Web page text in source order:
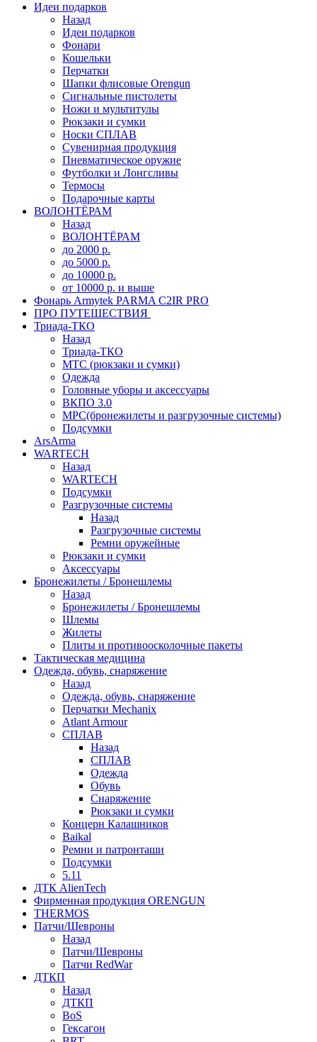
Идеи подарков
Назад
Идеи подарков
Фонари
Кошельки
Перчатки
Шапки флисовые Orengun
Сигнальные пистолеты
Ножи и мультитулы
Рюкзаки и сумки
Носки СПЛАВ
Сувенирная продукция
Пневматическое оружие
Футболки и Лонгсливы
Термосы
Подарочные карты
ВОЛОНТЁРАМ
Назад
ВОЛОНТЁРАМ
до 2000 р.
до 5000 р.
до 10000 р.
от 10000 р. и выше
Фонарь Armytek PARMA C2IR PRO
ПРО ПУТЕШЕСТВИЯ
Триада-ТКО
Назад
Триада-ТКО
МТС (рюкзаки и сумки)
Одежда
Головные уборы и аксессуары
ВКПО 3.0
МРС(бронежилеты и разгрузочные системы)
Подсумки
ArsArma
WARTECH
Назад
WARTECH
Подсумки
Разгрузочные системы
Назад
Разгрузочные системы
Ремни оружейные
Рюкзаки и сумки
Аксессуары
Бронежилеты / Бронешлемы
Назад
Бронежилеты / Бронешлемы
Шлемы
Жилеты
Плиты и противоосколочные пакеты
Тактическая медицина
Одежда, обувь, снаряжение
Назад
Одежда, обувь, снаряжение
Перчатки Mechanix
Atlant Armour
СПЛАВ
Назад
СПЛАВ
Одежда
Обувь
Снаряжение
Рюкзаки и сумки
Концерн Калашников
Baikal
Ремни и патронташи
Подсумки
5.11
ДТК AlienTech
Фирменная продукция ORENGUN
THERMOS
Патчи/Шевроны
Назад
Патчи/Шевроны
Патчи RedWar
ДТКП
Назад
ДТКП
BoS
Гексагон